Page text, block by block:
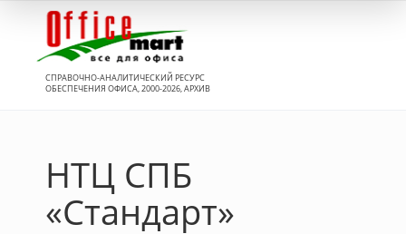
СПРАВОЧНО-АНАЛИТИЧЕСКИЙ РЕСУРС
ОБЕСПЕЧЕНИЯ ОФИСА, 2000-2026, АРХИВ
НТЦ СПБ
«Стандарт»